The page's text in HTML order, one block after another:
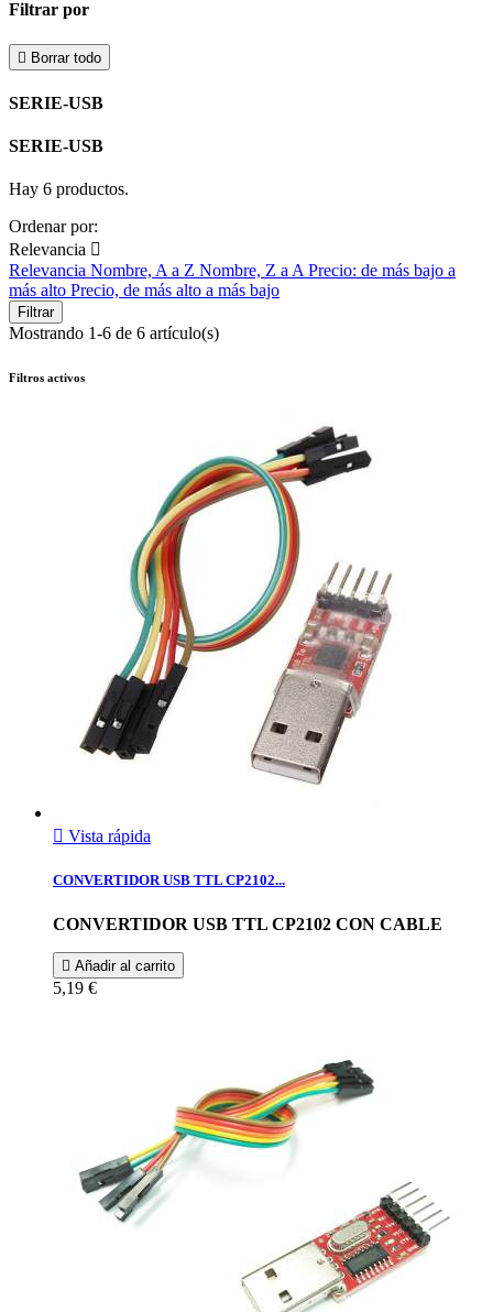
Filtrar por
 Borrar todo
SERIE-USB
SERIE-USB
Hay 6 productos.
Ordenar por:
Relevancia 
Relevancia Nombre, A a Z Nombre, Z a A Precio: de más bajo a
más alto Precio, de más alto a más bajo
Filtrar
Mostrando 1-6 de 6 artículo(s)
Filtros activos
 Vista rápida
CONVERTIDOR USB TTL CP2102...
CONVERTIDOR USB TTL CP2102 CON CABLE
 Añadir al carrito
5,19 €